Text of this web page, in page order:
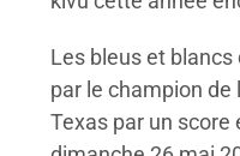
Les bleus et
par le champion de
Texas par un score